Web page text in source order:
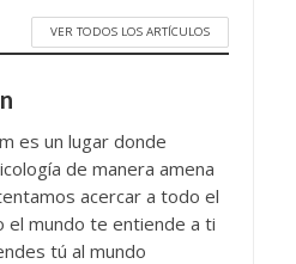
VER TODOS LOS ARTÍCULOS
es un lugar donde
de manera amena
acercar a todo el
el mundo te entiende a ti
tú al mundo